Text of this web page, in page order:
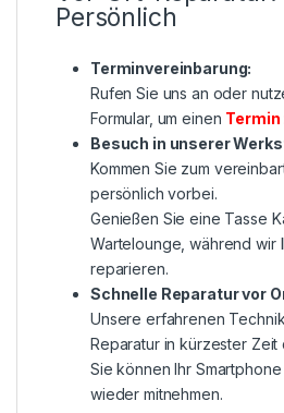
Persönlich
Terminvereinbarung:
Rufen Sie uns an oder
Formular, um einen Termin
Besuch in unserer
Kommen Sie zum
persönlich vorbei.
Genießen Sie eine Tasse
Wartelounge, während wir
reparieren.
Schnelle Reparatur vor
Unsere erfahrenen
Reparatur in kürzester Zeit
Sie können Ihr
wieder mitnehmen.